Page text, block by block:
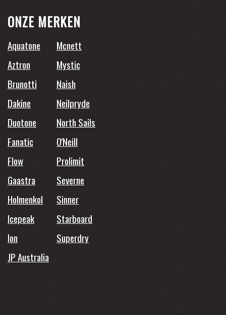
ONZE MERKEN
Aquatone
Mcnett
Aztron
Mystic
Brunotti
Naish
Dakine
Neilpryde
Duotone
North Sails
Fanatic
O'Neill
Flow
Prolimit
Gaastra
Severne
Holmenkol
Sinner
Icepeak
Starboard
Ion
Superdry
JP Australia